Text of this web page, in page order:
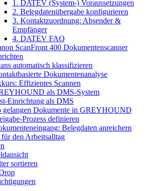
1. DATEV (System-) Voraussetzungen
2. Belegdatenübergabe konfigurieren
3. Kontaktzuordnung: Absender &
Empfänger
4. DATEV FAQ
ScanFront 400 Dokumentenscanner
automatisch klassifizieren
Dokumentenanalyse
Effizientes Scannen
als DMS-System
Einrichtung als DMS
gelangen Dokumente in GREYHOUND
Prozess definieren
Belegdaten anreichern
den Arbeitsalltag
sortieren